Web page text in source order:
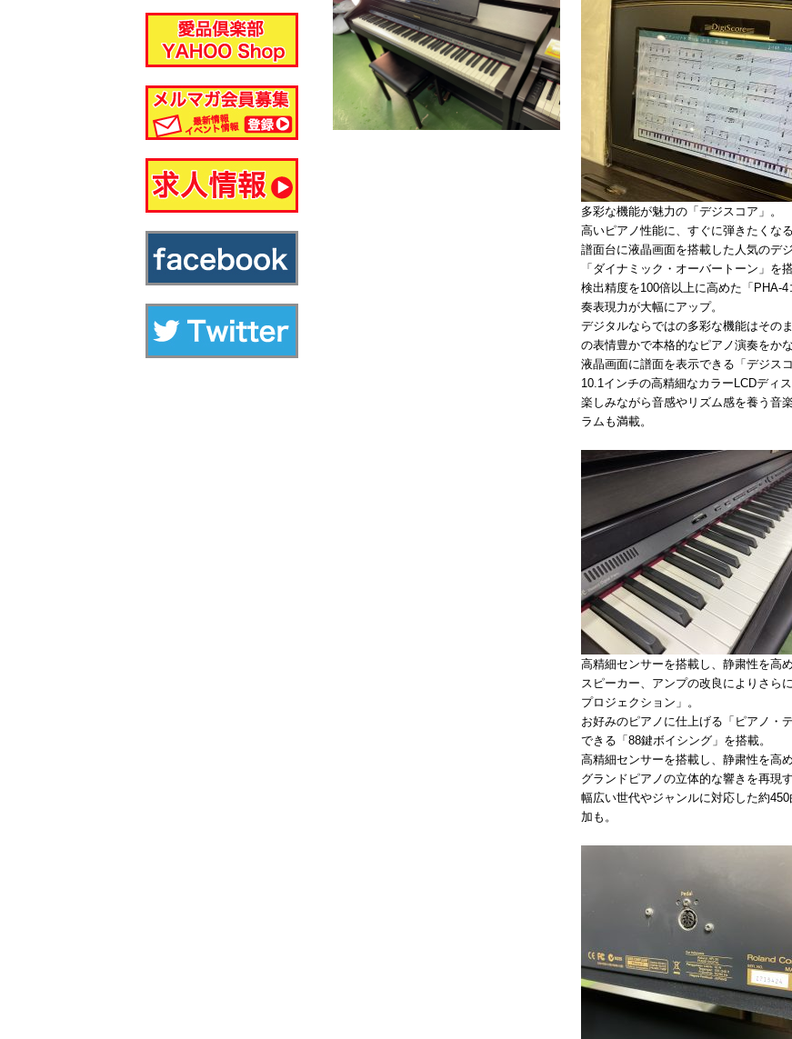
多彩な機能が魅力の「デジスコア」。
高いピアノ性能に、すぐに弾きたくな
譜面台に液晶画面を搭載した人気のデ
「ダイナミック・オーバートーン」
検出精度を100倍以上に高めた「PHA-
奏表現力が大幅にアップ。
デジタルならではの多彩な機能はその
の表情豊かで本格的なピアノ演奏をかな
液晶画面に譜面を表示できる「デジスコ
10.1インチの高精細なカラーLCDディス
楽しみながら音感やリズム感を養う音
ラムも満載。
高精細センサーを搭載し、静粛性を高
スピーカー、アンプの改良によりさら
プロジェクション」。
お好みのピアノに仕上げる「ピアノ・
できる「88鍵ボイシング」を搭載。
高精細センサーを搭載し、静粛性を高
グランドピアノの立体的な響きを再現
幅広い世代やジャンルに対応した約
加も。